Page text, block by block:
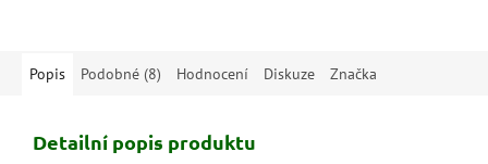
Popis Podobné (8) Hodnocení Diskuze Značka
Detailní popis produktu